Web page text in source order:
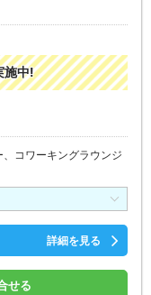
施中!
コワーキングラウンジ
詳細を見る
せる